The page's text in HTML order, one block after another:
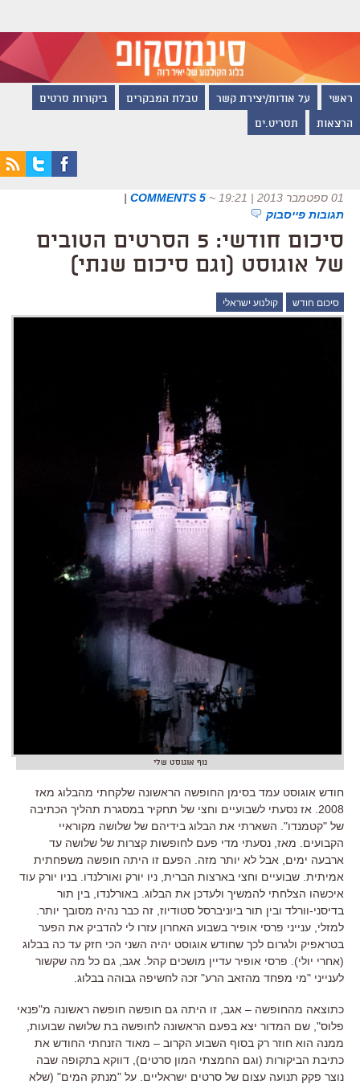
ראשי על אודות/יצירת קשר טבלת המבקרים ביקורות סרטים
הרצאות תסריט.ים
01 ספטמבר 2013 | 19:21 ~
5 COMMENTS
|
תגובות פייסבוק
סיכום חודשי: 5 הסרטים הטובים
של אוגוסט (וגם סיכום שנתי)
סיכום חודש קולנוע ישראלי
נוף אוגוסט שלי
חודש אוגוסט עמד בסימן החופשה הראשונה שלקחתי מהבלוג מאז
2008. אז נסעתי לשבועיים וחצי של תחקיר במסגרת תהליך הכתיבה
של "קטמנדו". השארתי את הבלוג בידיהם של שלושה מקוראיי
הקבועים. מאז, נסעתי מדי פעם לחופשות קצרות של שלושה עד
ארבעה ימים, אבל לא יותר מזה. הפעם זו היתה חופשה משפחתית
אמיתית. שבועיים וחצי בארצות הברית, ניו יורק ואורלנדו. בניו יורק עוד
איכשהו הצלחתי להמשיך ולעדכן את הבלוג. באורלנדו, בין תור
בדיסני-וורלד ובין תור ביוניברסל סטודיוז, זה כבר נהיה מסובך יותר.
למזלי, ענייני פרסי אופיר בשבוע האחרון עזרו לי להדביק את הפער
בטראפיק ולגרום לכך שחודש אוגוסט יהיה השני הכי חזק עד כה בבלוג
(אחרי יולי). פרסי אופיר עדיין מושכים קהל. אגב, גם כל מה שקשור
לענייני "מי מפחד מהזאב הרע" זכה לחשיפה גבוהה בבלוג.
כתוצאה מהחופשה – אגב, זו היתה גם חופשה חופשה ראשונה מ"פנאי
פלוס", שם המדור יצא בפעם הראשונה לחופשה בת שלושה שבועות,
ממנה הוא חוזר רק בסוף השבוע הקרוב – מאוד הזנחתי החודש את
כתיבת הביקורות (וגם החמצתי המון סרטים), דווקא בתקופה שבה
נוצר פקק תנועה עצום של סרטים ישראליים. על "מנתק המים" (שלא